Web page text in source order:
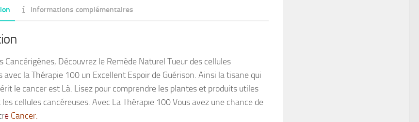
Informations complémentaires
Cancérigènes, Découvrez le Remède Naturel Tueur des cellules
avec la Thérapie 100 un Excellent Espoir de Guérison. Ainsi la tisane qui
le cancer est Là. Lisez pour comprendre les plantes et produits utiles
cellules cancéreuses. Avec La Thérapie 100 Vous avez une chance de
e Cancer.